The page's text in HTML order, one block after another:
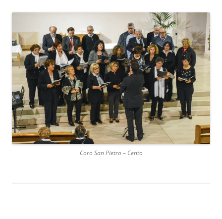
Coro San Pietro – Cento